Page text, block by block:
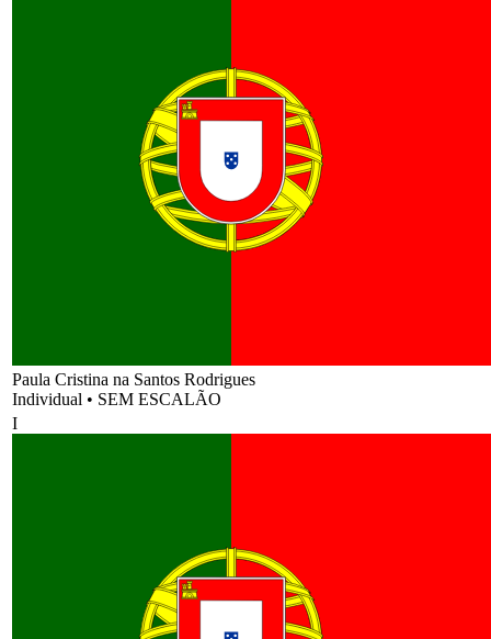
Paula Cristina na Santos Rodrigues
Individual • SEM ESCALÃO
I